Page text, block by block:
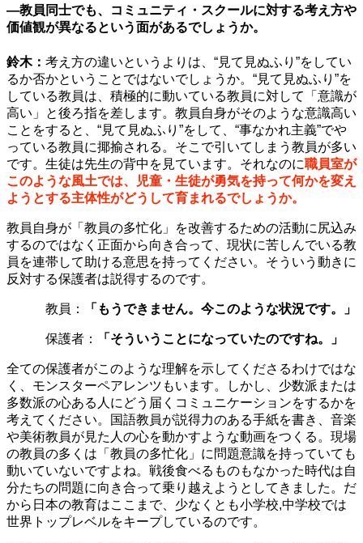
—教員同士でも、コミュニティ・スクールに対する考え方や
価値観が異なるという面があるでしょうか。
鈴木： 考え方の違いというよりは、“見て見ぬふり”をしてい
るか否かということではないでしょうか。“見て見ぬふり”を
している教員は、積極的に動いている教員に対して「意識が
高い」と後ろ指を差します。教員自身がそのような意識高い
ことをすると、“見て見ぬふり”をして、“事なかれ主義”でや
っている教員に揶揄される。そこで引いてしまう教員が多い
です。生徒は先生の背中を見ています。それなのに職員室が
このような風土では、児童・生徒が勇気を持って何かを変え
ようとする主体性がどうして育まれるでしょうか。
教員自身が「教員の多忙化」を改善するための活動に尻込み
するのではなく正面から向き合って、現状に苦しんでいる教
員を連帯して助ける意思を持ってください。そういう動きに
反対する保護者は説得するのです。
教員： 「もうできません。今このような状況です。」
保護者： 「そういうことになっていたのですね。」
全ての保護者がこのような理解を示してくださるわけではな
く、モンスターペアレンツもいます。しかし、少数派または
多数派の心ある人にどう届くコミュニケーションをするかを
考えてください。国語教員が説得力のある手紙を書き、音楽
や美術教員が見た人の心を動かすような動画をつくる。現場
の教員の多くは「教員の多忙化」に問題意識を持っていても
動いていないですよね。戦後食べるものもなかった時代は自
分たちの問題に向き合って乗り越えようとしてきました。だ
から日本の教育はここまで、少なくとも小学校,中学校では
世界トップレベルをキープしているのです。